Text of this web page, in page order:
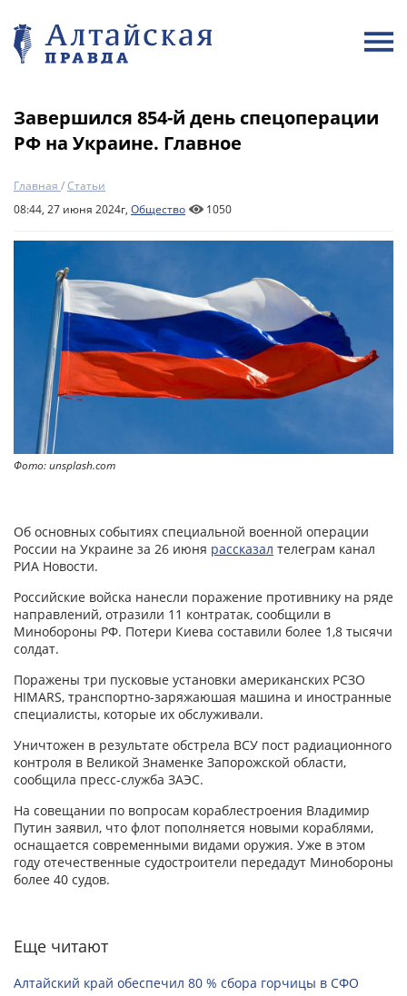
Завершился 854-й день спецоперации
РФ на Украине. Главное
Главная /Статьи
08:44, 27 июня 2024г, Общество 1050
Фото: unsplash.com
Об основных событиях специальной военной операции
России на Украине за 26 июня рассказал телеграм канал
РИА Новости.
Российские войска нанесли поражение противнику на ряде
направлений, отразили 11 контратак, сообщили в
Минобороны РФ. Потери Киева составили более 1,8 тысячи
солдат.
Поражены три пусковые установки американских РСЗО
HIMARS, транспортно-заряжаюшая машина и иностранные
специалисты, которые их обслуживали.
Уничтожен в результате обстрела ВСУ пост радиационного
контроля в Великой Знаменке Запорожской области,
сообщила пресс-служба ЗАЭС.
На совещании по вопросам кораблестроения Владимир
Путин заявил, что флот пополняется новыми кораблями,
оснащается современными видами оружия. Уже в этом
году отечественные судостроители передадут Минобороны
более 40 судов.
Еще читают
Алтайский край обеспечил 80 % сбора горчицы в СФО